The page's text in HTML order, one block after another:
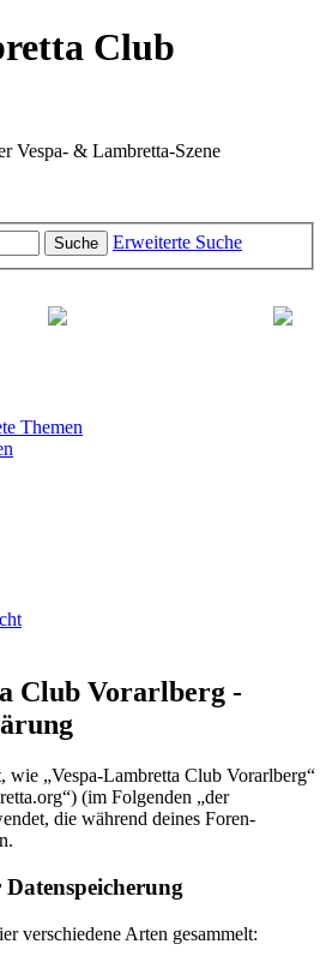
Club
Vespa- & Lambretta-Szene
Suche Erweiterte Suche
Themen
Club Vorarlberg -
wie „Vespa-Lambretta Club Vorarlberg“
(im Folgenden „der
die während deines Foren-
verschiedene Arten gesammelt: